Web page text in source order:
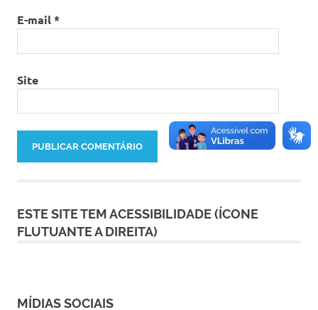
E-mail*
Site
ESTE SITE TEM ACESSIBILIDADE (ÍCONE
FLUTUANTE A DIREITA)
MÍDIAS SOCIAIS